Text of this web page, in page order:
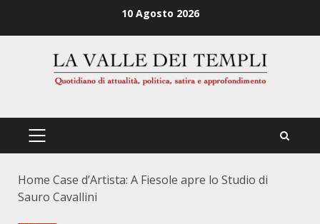
10 Agosto 2026
PRIMÄRES
Home Case d’Artista: A Fiesole apre lo Studio di
Sauro Cavallini